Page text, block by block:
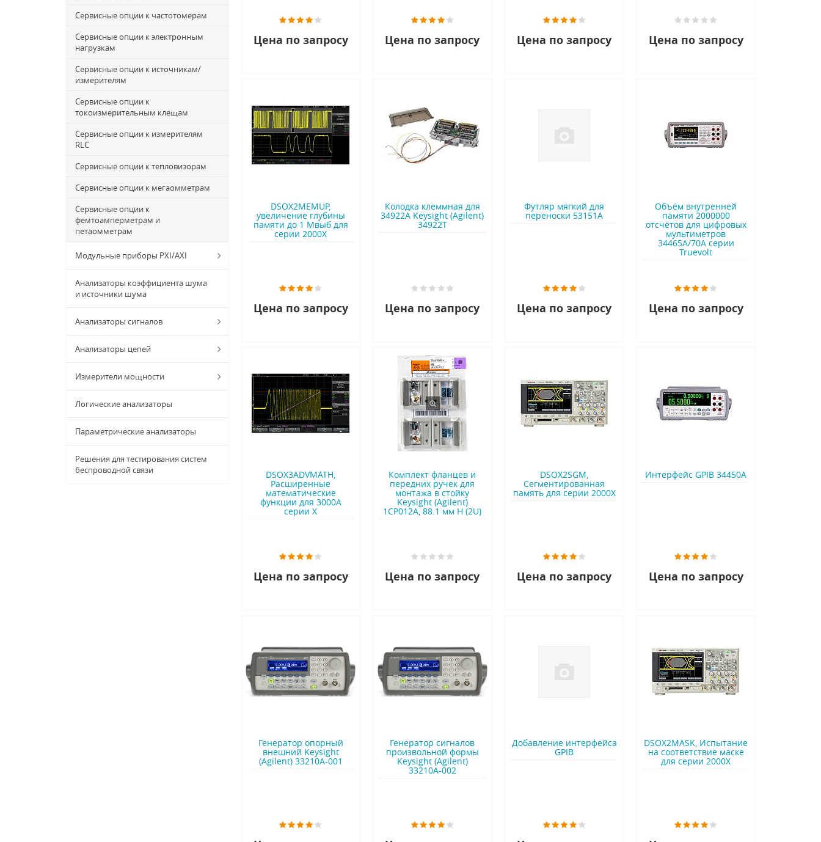
Сервисные опции к частотомерам
Сервисные опции к электронным
нагрузкам
Сервисные опции к источникам/
измерителям
Сервисные опции к
токоизмерительным клещам
Сервисные опции к измерителям
RLC
Сервисные опции к тепловизорам
Сервисные опции к мегаомметрам
Сервисные опции к
фемтоамперметрам и
петаомметрам
Модульные приборы PXI/AXI
Анализаторы коэффициента шума
и источники шума
Анализаторы сигналов
Анализаторы цепей
Измерители мощности
Логические анализаторы
Параметрические анализаторы
Решения для тестирования систем
беспроводной связи
Цена по запросу Цена по запросу Цена по запросу Цена по запросу
DSOX2MEMUP,
увеличение глубины
памяти до 1 Mвыб для
серии 2000Х
Цена по запросу
Колодка клеммная для
34922A Keysight (Agilent)
34922T
Цена по запросу
Футляр мягкий для
переноски 53151A
Цена по запросу
Объём внутренней
памяти 2000000
отсчётов для цифровых
мультиметров
34465A/70A серии
Truevolt
Цена по запросу
DSOX3ADVMATH,
Расширенные
математические
функции для 3000A
серии X
Цена по запросу
Комплект фланцев и
передних ручек для
монтажа в стойку
Keysight (Agilent)
1CP012A, 88.1 мм H (2U)
Цена по запросу
DSOX2SGM,
Сегментированная
память для серии 2000X
Цена по запросу
Интерфейс GPIB 34450A
Цена по запросу
Генератор опорный
внешний Keysight
(Agilent) 33210A-001
Генератор сигналов
произвольной формы
Keysight (Agilent)
33210A-002
Добавление интерфейса
GPIB
DSOX2MASK, Испытание
на соответствие маске
для серии 2000X